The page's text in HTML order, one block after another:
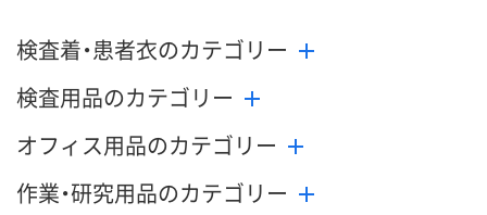
検査着・患者衣のカテゴリー
検査用品のカテゴリー
オフィス用品のカテゴリー
作業・研究用品のカテゴリー